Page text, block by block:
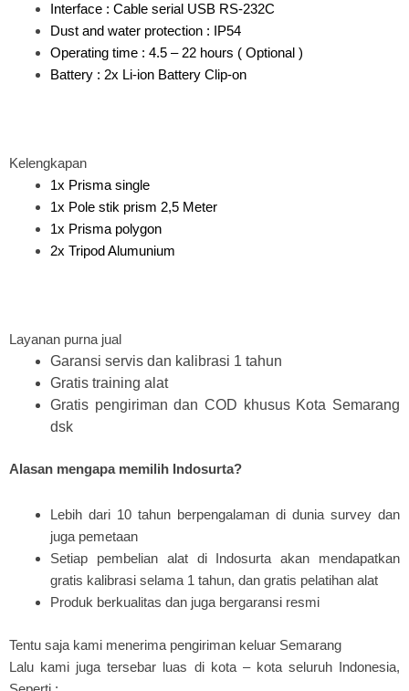
Interface : Cable serial USB RS-232C
Dust and water protection : IP54
Operating time : 4.5 – 22 hours ( Optional )
Battery : 2x Li-ion Battery Clip-on
Kelengkapan
1x Prisma single
1x Pole stik prism 2,5 Meter
1x Prisma polygon
2x Tripod Alumunium
Layanan purna jual
Garansi servis dan kalibrasi 1 tahun
Gratis training alat
Gratis pengiriman dan COD khusus Kota Semarang
dsk
Alasan mengapa memilih Indosurta?
Lebih dari 10 tahun berpengalaman di dunia survey dan
juga pemetaan
Setiap pembelian alat di Indosurta akan mendapatkan
gratis kalibrasi selama 1 tahun, dan gratis pelatihan alat
Produk berkualitas dan juga bergaransi resmi
Tentu saja kami menerima pengiriman keluar Semarang
Lalu kami juga tersebar luas di kota – kota seluruh Indonesia,